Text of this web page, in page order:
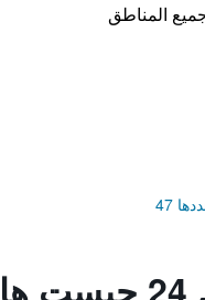
المناطق
47